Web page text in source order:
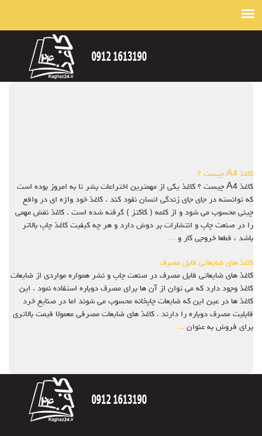
کاغذ A4 چیست ؟
کاغذ A4 چیست ؟ کاغذ یکی از مهمترین اختراعات بشر تا به امروز بوده است
که توانسته در جای جای زندگی انسان نفود کند . کاغذ خود واژه ای در واقع
چینی محسوب می شود و از کلمه ( کاکتز ) گرفته شده است . کاغذ نقش مهمی
را در صنعت چاپ و انتشارات بر دوش دارد و هر چه کیفیت کاغذ چاپ بالاتر
باشد ، قطعا خروجی کار و ...
کاغذ های ضایعاتی قابل مصرف
کاغذ های ضایعاتی قابل مصرف در صنعت چاپ و نشر همواره مواردی از ضایعات
کاغذ وجود دارد که می توان از آن ها برای مصرف دوباره استفاده نمود . این
کاغذ ها در عین این که ضایعات چاپخانه محسوب می شوند اما در صنایع خرد
قابلیت مصرف دوباره را دارند . کاغذ های ضایعات مصرفی معمولا قیمت بالاتری
برای فروش به عنوان ...